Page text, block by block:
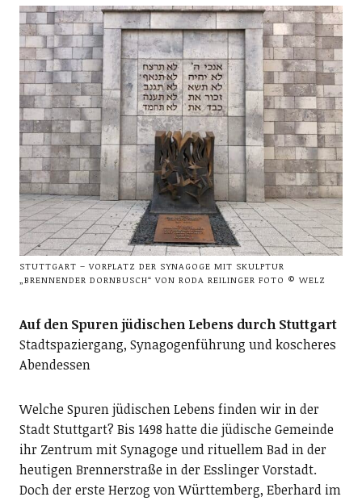
STUTTGART – VORPLATZ DER SYNAGOGE MIT SKULPTUR
„BRENNENDER DORNBUSCH“ VON RODA REILINGER FOTO © WELZ
Auf den Spuren jüdischen Lebens durch Stuttgart
Stadtspaziergang, Synagogenführung und koscheres
Abendessen
Welche Spuren jüdischen Lebens finden wir in der
Stadt Stuttgart? Bis 1498 hatte die jüdische Gemeinde
ihr Zentrum mit Synagoge und rituellem Bad in der
heutigen Brennerstraße in der Esslinger Vorstadt.
Doch der erste Herzog von Württemberg, Eberhard im